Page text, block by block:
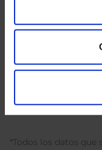
para
*Todos los datos que